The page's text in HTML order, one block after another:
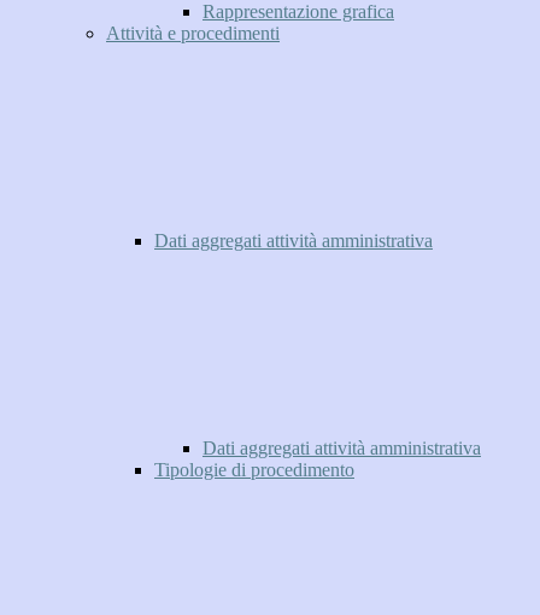
Rappresentazione grafica
Attività e procedimenti
Dati aggregati attività amministrativa
Dati aggregati attività amministrativa
Tipologie di procedimento